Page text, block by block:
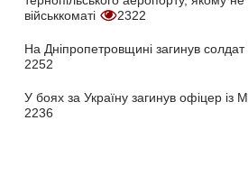
військкоматі
2322
На Дніпропетровщині загинув солдат
2252
У боях за Україну загинув офіцер із
2236